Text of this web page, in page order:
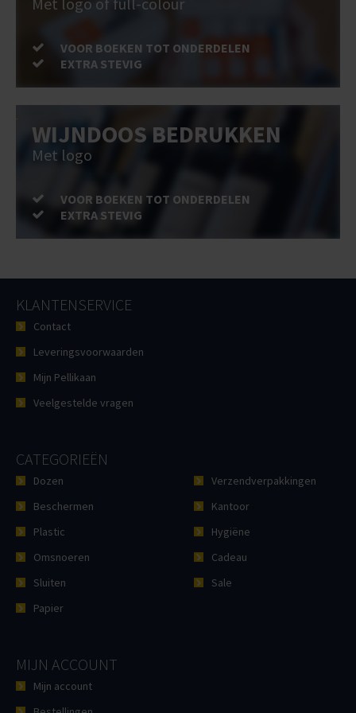
VOOR BOEKEN TOT ONDERDELEN
EXTRA STEVIG
WIJNDOOS BEDRUKKEN
Met logo
VOOR BOEKEN TOT ONDERDELEN
EXTRA STEVIG
KLANTENSERVICE
Contact
Leveringsvoorwaarden
Mijn Pellikaan
Veelgestelde vragen
CATEGORIEËN
Dozen
Beschermen
Plastic
Omsnoeren
Sluiten
Papier
Verzendverpakkingen
Kantoor
Hygiëne
Cadeau
Sale
MIJN ACCOUNT
Mijn account